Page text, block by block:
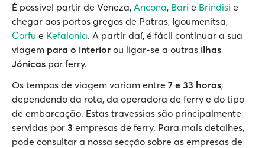
É possível partir de Veneza, Ancona, Bari e Brindisi e
chegar aos portos gregos de Patras, Igoumenitsa,
Corfu e Kefalonia. A partir daí, é fácil continuar a sua
viagem para o interior ou ligar-se a outras ilhas
Jónicas por ferry.
Os tempos de viagem variam entre 7 e 33 horas,
dependendo da rota, da operadora de ferry e do tipo
de embarcação. Estas travessias são principalmente
servidas por 3 empresas de ferry. Para mais detalhes,
pode consultar a nossa secção sobre as empresas de